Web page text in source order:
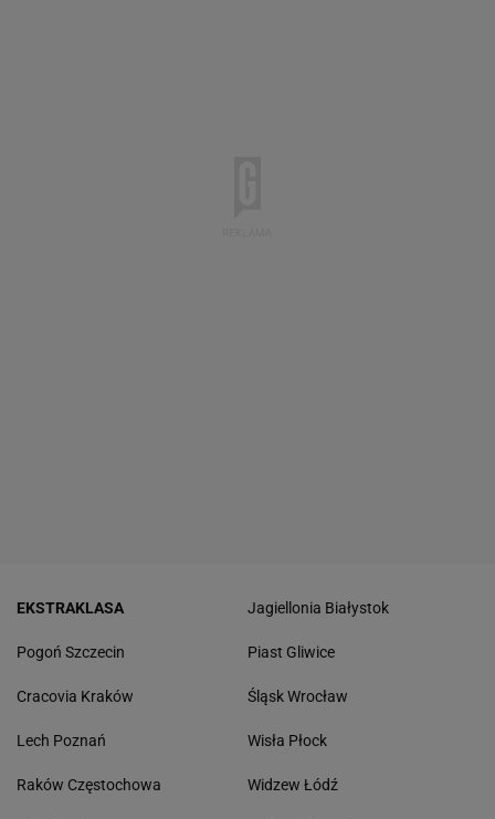
EKSTRAKLASA
Pogoń Szczecin
Cracovia Kraków
Lech Poznań
Raków Częstochowa
Jagiellonia Białystok
Piast Gliwice
Śląsk Wrocław
Wisła Płock
Widzew Łódź